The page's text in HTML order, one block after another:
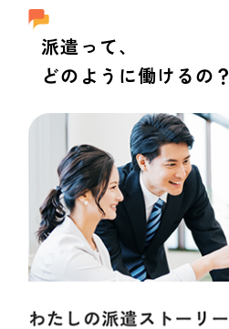
派遣って、
どのように働けるの？